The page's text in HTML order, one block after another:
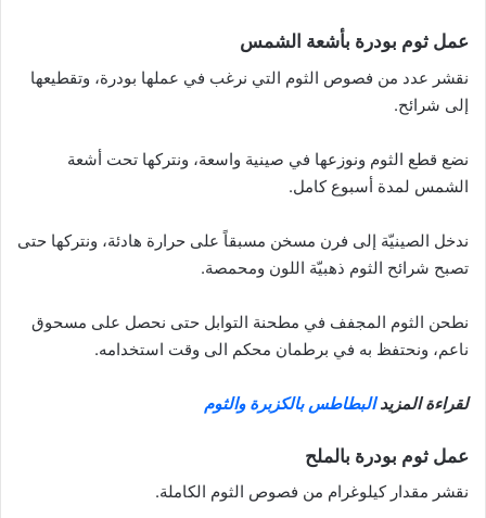
عمل ثوم بودرة بأشعة الشمس
نقشر عدد من فصوص الثوم التي نرغب في عملها بودرة، وتقطيعها
إلى شرائح.
نضع قطع الثوم ونوزعها في صينية واسعة، ونتركها تحت أشعة
الشمس لمدة أسبوع كامل.
ندخل الصينيّة إلى فرن مسخن مسبقاً على حرارة هادئة، ونتركها حتى
تصبح شرائح الثوم ذهبيّة اللون ومحمصة.
نطحن الثوم المجفف في مطحنة التوابل حتى نحصل على مسحوق
ناعم، ونحتفظ به في برطمان محكم الى وقت استخدامه.
لقراءة المزيدالبطاطس بالكزبرة والثوم
عمل ثوم بودرة بالملح
نقشر مقدار كيلوغرام من فصوص الثوم الكاملة.